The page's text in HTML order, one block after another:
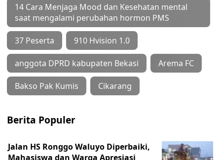
14 Cara Menjaga Mood dan Kesehatan mental
saat mengalami perubahan hormon PMS
37 Peserta 910 Hvision 1.0
anggota DPRD kabupaten Bekasi Arema FC
Bakso Pak Kumis Cikarang
Berita Populer
Jalan HS Ronggo Waluyo Diperbaiki,
Mahasiswa dan Warga Apresiasi